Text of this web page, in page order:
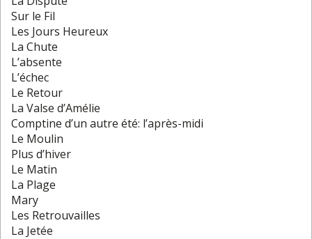
Sur le Fil
Les Jours Heureux
La Chute
L’absente
L’échec
Le Retour
La Valse d’Amélie
Comptine d’un autre été: l’après-midi
Le Moulin
Plus d’hiver
Le Matin
La Plage
Mary
Les Retrouvailles
La Jetée